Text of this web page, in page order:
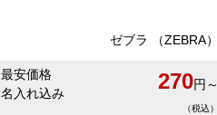
ゼブラ （ZEBRA）
最安価格
名入れ込み
270円～
（税込）